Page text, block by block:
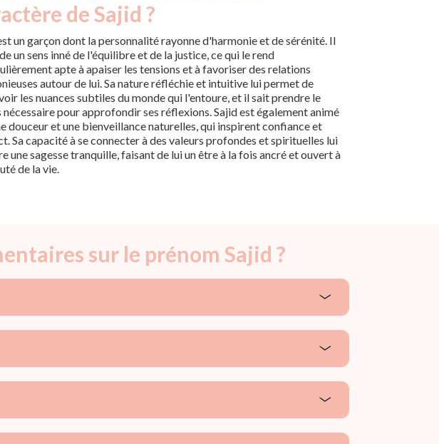
de Sajid ?
un garçon dont la personnalité rayonne d'harmonie et de sérénité. Il
un sens inné de l'équilibre et de la justice, ce qui le rend
apte à apaiser les tensions et à favoriser des relations
autour de lui. Sa nature réfléchie et intuitive lui permet de
les nuances subtiles du monde qui l'entoure, et il sait prendre le
nécessaire pour approfondir ses réflexions. Sajid est également animé
douceur et une bienveillance naturelles, qui inspirent confiance et
Sa capacité à se connecter à des valeurs profondes et spirituelles lui
une sagesse tranquille, faisant de lui un être à la fois ancré et ouvert à
de la vie.
sur le prénom Sajid ?